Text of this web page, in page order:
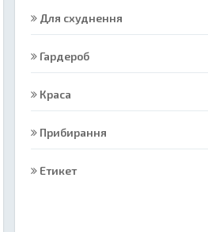
Для схуднення
Гардероб
Краса
Прибирання
Етикет